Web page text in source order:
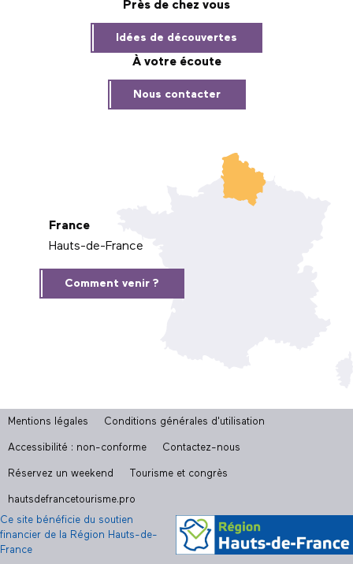
Près de chez vous
Idées de découvertes
À votre écoute
Nous contacter
France
Hauts-de-France
Comment venir ?
Mentions légales Conditions générales d'utilisation
Accessibilité : non-conforme Contactez-nous
Réservez un weekend Tourisme et congrès
hautsdefrancetourisme.pro
Ce site bénéficie du soutien
financier de la Région Hauts-de-
France